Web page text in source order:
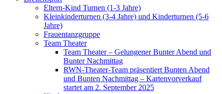
Eltern-Kind Turnen (1-3 Jahre)
Kleinkinderturnen (3-4 Jahre) und Kinderturnen (5-6
Jahre)
Frauentanzgruppe
Team Theater
Team Theater – Gelungener Bunter Abend und
Bunter Nachmittag
RWN-Theater-Team präsentiert Bunten Abend
und Bunten Nachmittag – Kartenvorverkauf
startet am 2. September 2025